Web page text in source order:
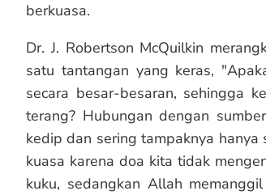
berkuasa.
Dr. J. Robertson McQuilkin
satu tantangan yang keras,
secara besar-besaran, sehingga
terang? Hubungan dengan
kedip dan sering tampaknya
kuasa karena doa kita tidak
kuku, sedangkan Allah